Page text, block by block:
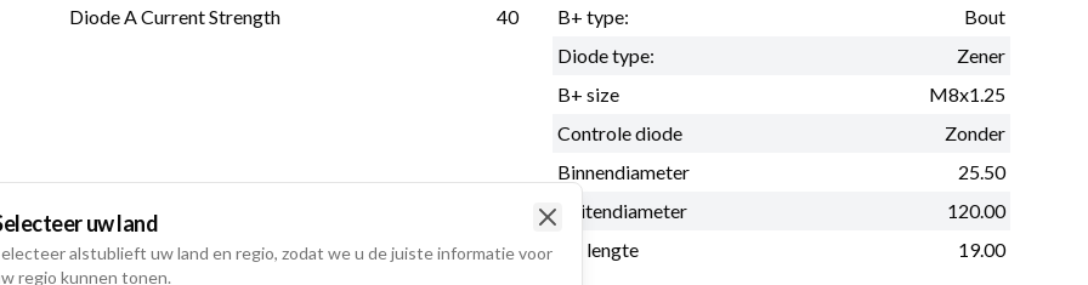
Diode A Current Strength
40
B+ type:
Bout
Diode type:
Zener
B+ size
M8x1.25
Controle diode
Zonder
Binnendiameter
25.50
Buitendiameter
120.00
B+ lengte
19.00
uw land
alstublieft uw land en regio, zodat we u de juiste informatie voor
regio kunnen tonen.
Close